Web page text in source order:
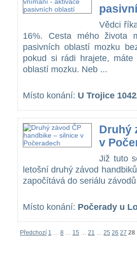
Vědci
16%. Cesta mého života
pasivních oblastí mozku
pokud si rádi hrajete,
oblastí mozku. Neb ...
Místo konání: U Trojice
Druhý
v
Již tuto
letošní druhý závod
započítává do seriálu
Místo konání: Počerady u
Předchozí 1 … 8 … 15 … 21 … 25 26 27 28